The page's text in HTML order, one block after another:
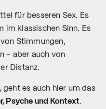
für besseren Sex. Es
im klassischen Sinn. Es
Stimmungen,
– aber auch von
Distanz.
geht es auch hier um das
Psyche und Kontext.